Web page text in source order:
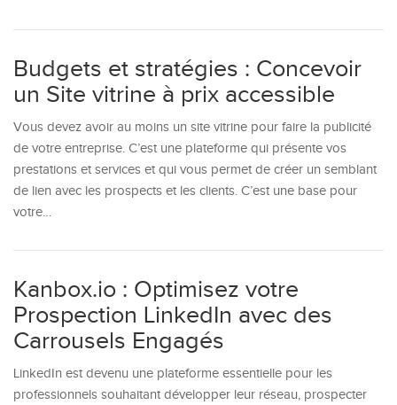
Budgets et stratégies : Concevoir
un Site vitrine à prix accessible
Vous devez avoir au moins un site vitrine pour faire la publicité
de votre entreprise. C’est une plateforme qui présente vos
prestations et services et qui vous permet de créer un semblant
de lien avec les prospects et les clients. C’est une base pour
votre…
Kanbox.io : Optimisez votre
Prospection LinkedIn avec des
Carrousels Engagés
LinkedIn est devenu une plateforme essentielle pour les
professionnels souhaitant développer leur réseau, prospecter